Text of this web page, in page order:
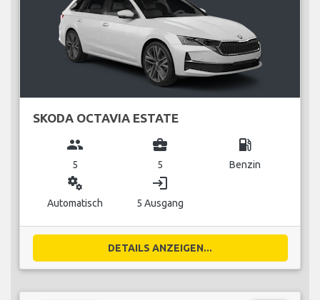
SKODA OCTAVIA ESTATE
group
5
business_center
5
local_gas_station
Benzin
miscellaneous_services
Automatisch
login
5 Ausgang
DETAILS ANZEIGEN...